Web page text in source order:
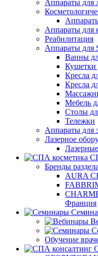
Аппараты для
Аппараты для
Реабилитация
Аппараты для
Ванны
Кушетки
Кресла
Кресла
Мебель
Столы
Тележки
Аппараты для
Лазерное
Бренды раздела
AURA
Франция
Обучение